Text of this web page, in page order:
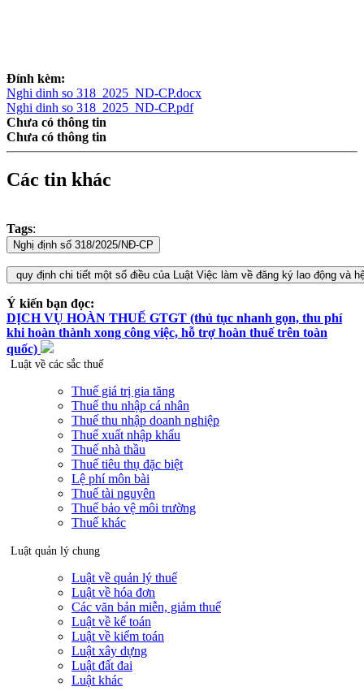
Đính kèm:
Nghi dinh so 318_2025_ND-CP.docx
Nghi dinh so 318_2025_ND-CP.pdf
Chưa có thông tin
Chưa có thông tin
Các tin khác
Tags:
Ý kiến bạn đọc:
DỊCH VỤ HOÀN THUẾ GTGT (thủ tục nhanh gọn, thu phí
khi hoàn thành xong công việc, hỗ trợ hoàn thuế trên toàn
quốc)
Luật về các sắc thuế
Thuế giá trị gia tăng
Thuế thu nhập cá nhân
Thuế thu nhập doanh nghiệp
Thuế xuất nhập khẩu
Thuế nhà thầu
Thuế tiêu thụ đặc biệt
Lệ phí môn bài
Thuế tài nguyên
Thuế bảo vệ môi trường
Thuế khác
Luật quản lý chung
Luật về quản lý thuế
Luật về hóa đơn
Các văn bản miễn, giảm thuế
Luật về kế toán
Luật về kiểm toán
Luật xây dựng
Luật đất đai
Luật khác